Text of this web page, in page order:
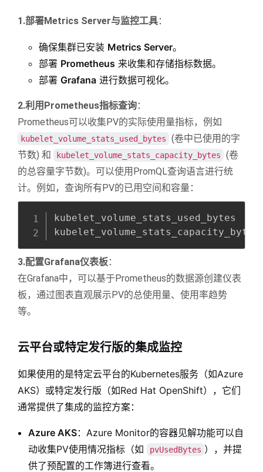
1.部署Metrics Server与监控工具：
确保集群已安装 Metrics Server。
部署 Prometheus 来收集和存储指标数据。
部署 Grafana 进行数据可视化。
2.利用Prometheus指标查询：
Prometheus可以收集PV的实际使用量指标，例如
kubelet_volume_stats_used_bytes
(卷中已使用的字
节数) 和
kubelet_volume_stats_capacity_bytes
(卷
的总容量字节数)。可以使用PromQL查询语言进行统
计。例如，查询所有PV的已用空间和容量：
kubelet_volume_stats_used_bytes
kubelet_volume_stats_capacity_bytes
3.配置Grafana仪表板：
在Grafana中，可以基于Prometheus的数据源创建仪表
板，通过图表直观展示PV的总使用量、使用率趋势
等。
云平台或特定发行版的集成监控
如果使用的是特定云平台的Kubernetes服务（如Azure
AKS）或特定发行版（如Red Hat OpenShift），它们
通常提供了集成的监控方案：
Azure AKS：Azure Monitor的容器见解功能可以自
动收集PV使用情况指标（如
pvUsedBytes ），并提
供了预配置的工作簿进行查看。